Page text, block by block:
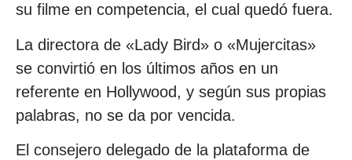
su filme en competencia, el cual quedó fuera.
La directora de «Lady Bird» o «Mujercitas»
se convirtió en los últimos años en un
referente en Hollywood, y según sus propias
palabras, no se da por vencida.
El consejero delegado de la plataforma de